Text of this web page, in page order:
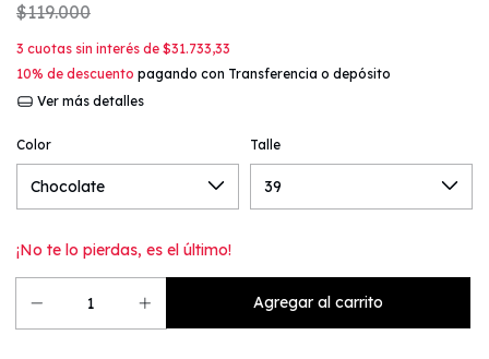
$119.000
3 cuotas sin interés de $31.733,33
10% de descuento pagando con Transferencia o depósito
Ver más detalles
Color Talle
¡No te lo pierdas, es el último!